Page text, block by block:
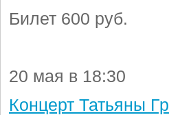
Билет 600 руб.
20 мая в 18:30
Концерт Татьяны